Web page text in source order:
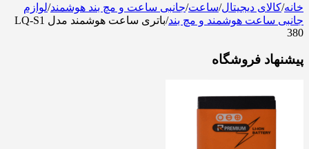
خانه/کالای دیجیتال/ساعت/جانبی ساعت و مچ بند هوشمند/لوازم
جانبی ساعت هوشمند و مچ بند/
باتری ساعت هوشمند مدل LQ-S1
380
پیشنهاد فروشگاه